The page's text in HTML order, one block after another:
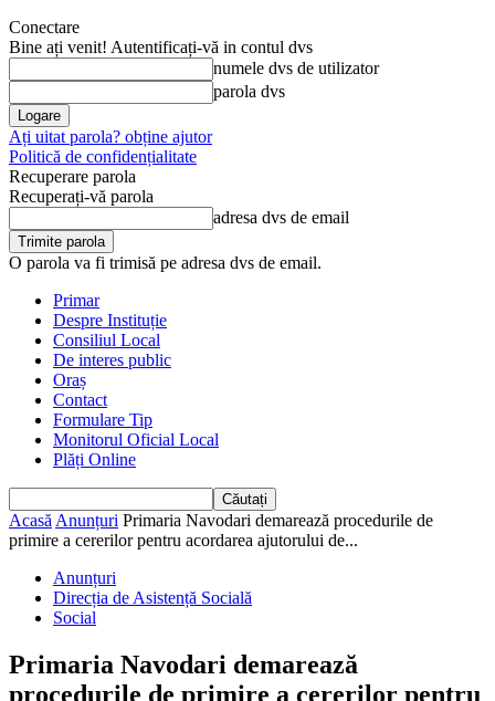
Conectare
Bine ați venit! Autentificați-vă in contul dvs
numele dvs de utilizator
parola dvs
Ați uitat parola? obține ajutor
Politică de confidențialitate
Recuperare parola
Recuperați-vă parola
adresa dvs de email
O parola va fi trimisă pe adresa dvs de email.
Primar
Despre Instituție
Consiliul Local
De interes public
Oraș
Contact
Formulare Tip
Monitorul Oficial Local
Plăți Online
Acasă Anunțuri Primaria Navodari demarează procedurile de
primire a cererilor pentru acordarea ajutorului de...
Anunțuri
Direcția de Asistență Socială
Social
Primaria Navodari demarează
procedurile de primire a cererilor pentru